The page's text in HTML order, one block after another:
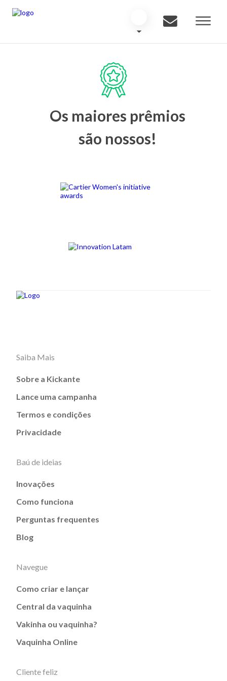
Os maiores prêmios
são nossos!
Saiba Mais
Sobre a Kickante
Lance uma campanha
Termos e condições
Privacidade
Baú de ideias
Inovações
Como funciona
Perguntas frequentes
Blog
Navegue
Como criar e lançar
Central da vaquinha
Vakinha ou vaquinha?
Vaquinha Online
Cliente feliz